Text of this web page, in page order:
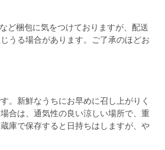
ど梱包に気をつけておりますが、配送
うる場合があります。ご了承のほどお
。新鮮なうちにお早めに召し上がりく
合は、通気性の良い涼しい場所で、重
庫で保存すると日持ちはしますが、や